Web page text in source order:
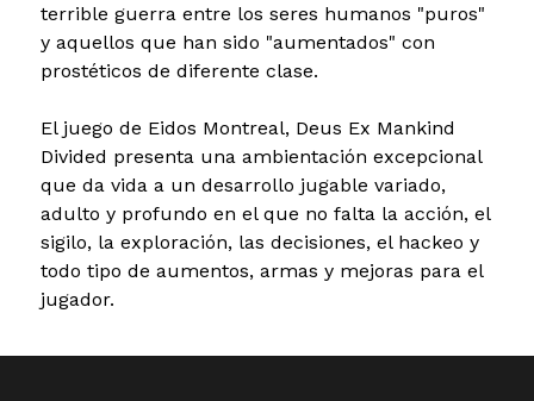
terrible guerra entre los seres humanos "puros"
y aquellos que han sido "aumentados" con
prostéticos de diferente clase.
El juego de Eidos Montreal, Deus Ex Mankind
Divided presenta una ambientación excepcional
que da vida a un desarrollo jugable variado,
adulto y profundo en el que no falta la acción, el
sigilo, la exploración, las decisiones, el hackeo y
todo tipo de aumentos, armas y mejoras para el
jugador.